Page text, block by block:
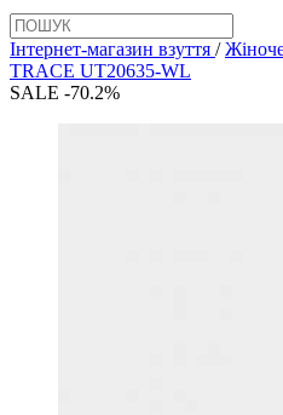
Інтернет-магазин взуття /
TRACE UT20635-WL
SALE -70.2%